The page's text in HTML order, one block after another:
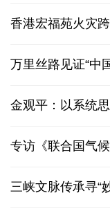
香港宏福苑火灾
万里丝路见证“中
金观平：以系统
专访《联合国气
三峡文脉传承寻“